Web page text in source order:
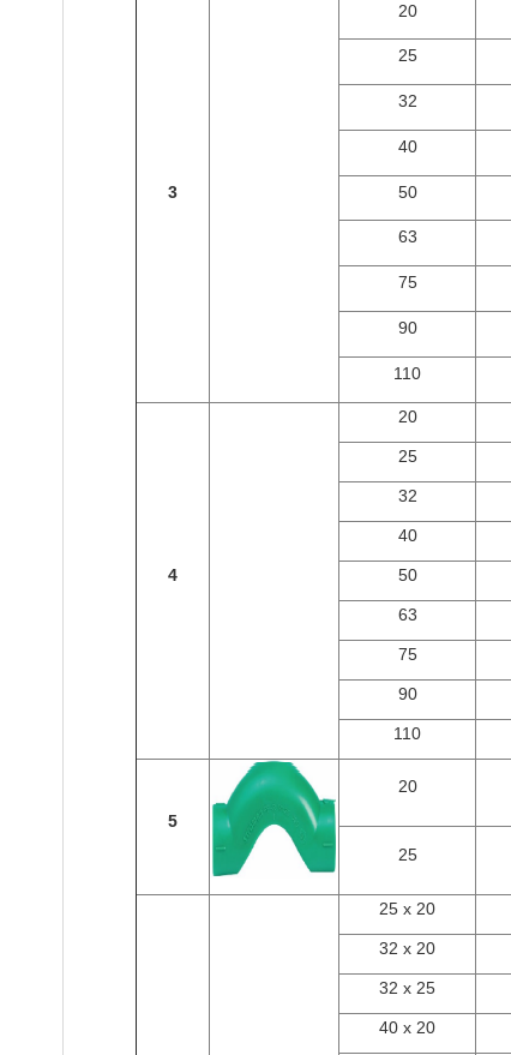
3
20
25
32
40
50
63
75
90
110
4
20
25
32
40
50
63
75
90
110
5
20
25
25 x 20
32 x 20
32 x 25
40 x 20